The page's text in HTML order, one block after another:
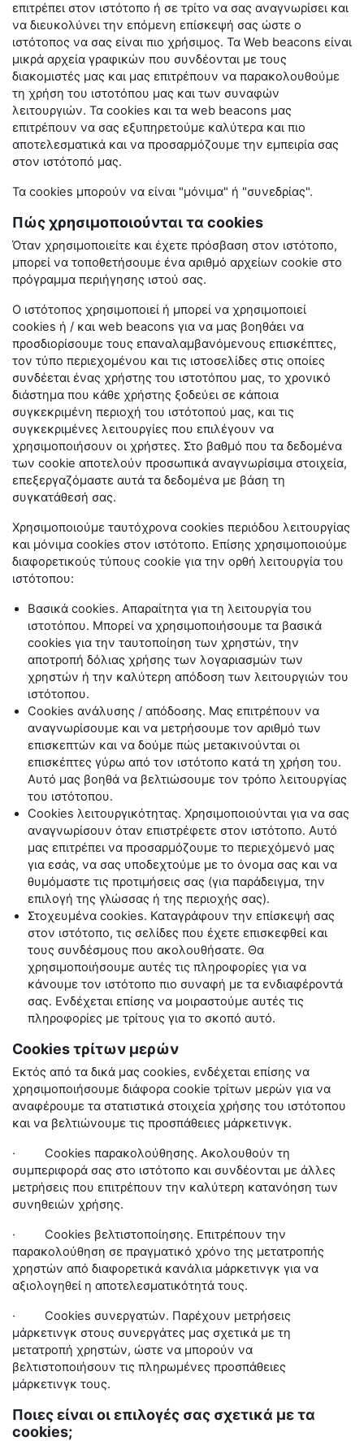
επιτρέπει στον ιστότοπο ή σε τρίτο να σας αναγνωρίσει και
να διευκολύνει την επόμενη επίσκεψή σας ώστε ο
ιστότοπος να σας είναι πιο χρήσιμος. Τα Web beacons είναι
μικρά αρχεία γραφικών που συνδέονται με τους
διακομιστές μας και μας επιτρέπουν να παρακολουθούμε
τη χρήση του ιστοτόπου μας και των συναφών
λειτουργιών. Τα cookies και τα web beacons μας
επιτρέπουν να σας εξυπηρετούμε καλύτερα και πιο
αποτελεσματικά και να προσαρμόζουμε την εμπειρία σας
στον ιστότοπό μας.
Τα cookies μπορούν να είναι "μόνιμα" ή "συνεδρίας".
Πώς χρησιμοποιούνται τα cookies
Όταν χρησιμοποιείτε και έχετε πρόσβαση στον ιστότοπο,
μπορεί να τοποθετήσουμε ένα αριθμό αρχείων cookie στο
πρόγραμμα περιήγησης ιστού σας.
Ο ιστότοπος χρησιμοποιεί ή μπορεί να χρησιμοποιεί
cookies ή / και web beacons για να μας βοηθάει να
προσδιορίσουμε τους επαναλαμβανόμενους επισκέπτες,
τον τύπο περιεχομένου και τις ιστοσελίδες στις οποίες
συνδέεται ένας χρήστης του ιστοτόπου μας, το χρονικό
διάστημα που κάθε χρήστης ξοδεύει σε κάποια
συγκεκριμένη περιοχή του ιστότοπού μας, και τις
συγκεκριμένες λειτουργίες που επιλέγουν να
χρησιμοποιήσουν οι χρήστες. Στο βαθμό που τα δεδομένα
των cookie αποτελούν προσωπικά αναγνωρίσιμα στοιχεία,
επεξεργαζόμαστε αυτά τα δεδομένα με βάση τη
συγκατάθεσή σας.
Χρησιμοποιούμε ταυτόχρονα cookies περιόδου λειτουργίας
και μόνιμα cookies στον ιστότοπο. Επίσης χρησιμοποιούμε
διαφορετικούς τύπους cookie για την ορθή λειτουργία του
ιστότοπου:
Βασικάcookies. Απαραίτητα για τη λειτουργία του
ιστοτόπου. Μπορεί να χρησιμοποιήσουμε τα βασικά
cookies για την ταυτοποίηση των χρηστών, την
αποτροπή δόλιας χρήσης των λογαριασμών των
χρηστών ή την καλύτερη απόδοση των λειτουργιών του
ιστότοπου.
Cookies ανάλυσης / απόδοσης. Μας επιτρέπουν να
αναγνωρίσουμε και να μετρήσουμε τον αριθμό των
επισκεπτών και να δούμε πώς μετακινούνται οι
επισκέπτες γύρω από τον ιστότοπο κατά τη χρήση του.
Αυτό μας βοηθά να βελτιώσουμε τον τρόπο λειτουργίας
του ιστότοπου.
Cookies λειτουργικότητας. Χρησιμοποιούνται για να σας
αναγνωρίσουν όταν επιστρέφετε στον ιστότοπο. Αυτό
μας επιτρέπει να προσαρμόζουμε το περιεχόμενό μας
για εσάς, να σας υποδεχτούμε με το όνομα σας και να
θυμόμαστε τις προτιμήσεις σας (για παράδειγμα, την
επιλογή της γλώσσας ή της περιοχής σας).
Στοχευμέναcookies. Καταγράφουν την επίσκεψή σας
στον ιστότοπο, τις σελίδες που έχετε επισκεφθεί και
τους συνδέσμους που ακολουθήσατε. Θα
χρησιμοποιήσουμε αυτές τις πληροφορίες για να
κάνουμε τον ιστότοπο πιο συναφή με τα ενδιαφέροντά
σας. Ενδέχεται επίσης να μοιραστούμε αυτές τις
πληροφορίες με τρίτους για το σκοπό αυτό.
Cookies τρίτων μερών
Εκτός από τα δικά μας cookies, ενδέχεται επίσης να
χρησιμοποιήσουμε διάφορα cookie τρίτων μερών για να
αναφέρουμε τα στατιστικά στοιχεία χρήσης του ιστότοπου
και να βελτιώνουμε τις προσπάθειες μάρκετινγκ.
· Cookies παρακολούθησης. Ακολουθούν τη
συμπεριφορά σας στο ιστότοπο και συνδέονται με άλλες
μετρήσεις που επιτρέπουν την καλύτερη κατανόηση των
συνηθειών χρήσης.
· Cookies βελτιστοποίησης. Επιτρέπουν την
παρακολούθηση σε πραγματικό χρόνο της μετατροπής
χρηστών από διαφορετικά κανάλια μάρκετινγκ για να
αξιολογηθεί η αποτελεσματικότητά τους.
· Cookies συνεργατών. Παρέχουν μετρήσεις
μάρκετινγκ στους συνεργάτες μας σχετικά με τη
μετατροπή χρηστών, ώστε να μπορούν να
βελτιστοποιήσουν τις πληρωμένες προσπάθειες
μάρκετινγκ τους.
Ποιες είναι οι επιλογές σας σχετικά με τα
cookies;